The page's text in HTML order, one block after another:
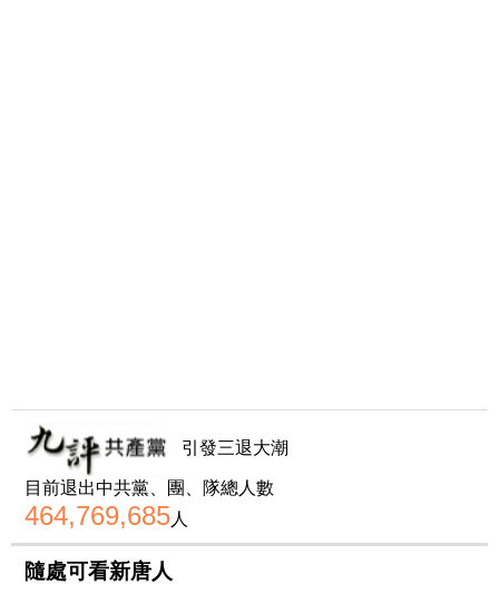
引發三退大潮
目前退出中共黨、團、隊總人數
464,769,685人
隨處可看新唐人